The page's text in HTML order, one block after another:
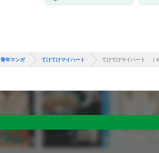
青年マンガ てけてけマイハート てけてけマイハート （４